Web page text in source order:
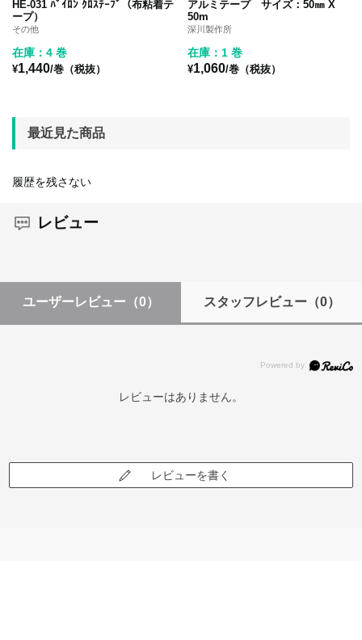
HE-031 ﾊﾟｲﾛﾝ ｸﾛｽﾃｰﾌﾟ（布粘着テ
ープ）
その他
在庫：4 巻
¥1,440/巻（税抜）
アルミテープ サイズ：50㎜ X
50m
深川製作所
在庫：1 巻
¥1,060/巻（税抜）
最近見た商品
履歴を残さない
レビュー
ユーザーレビュー （0） スタッフレビュー（0）
レビューはありません。
レビューを書く